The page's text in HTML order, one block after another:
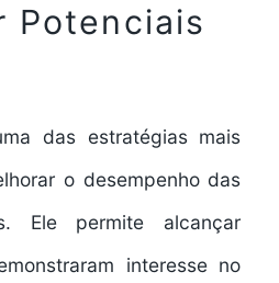
Potenciais
das estratégias mais
o desempenho das
Ele permite alcançar
interesse no